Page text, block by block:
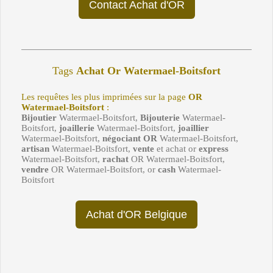
Contact Achat d'OR
Tags Achat Or Watermael-Boitsfort
Les requêtes les plus imprimées sur la page OR
Watermael-Boitsfort :
Bijoutier Watermael-Boitsfort, Bijouterie Watermael-
Boitsfort, joaillerie Watermael-Boitsfort, joaillier
Watermael-Boitsfort, négociant OR Watermael-Boitsfort,
artisan Watermael-Boitsfort, vente et achat or express
Watermael-Boitsfort, rachat OR Watermael-Boitsfort,
vendre OR Watermael-Boitsfort, or cash Watermael-
Boitsfort
Achat d'OR Belgique